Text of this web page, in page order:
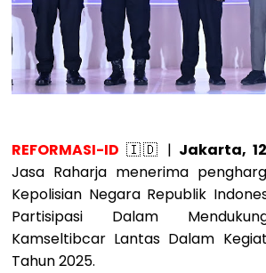
REFORMASI-ID 🇮🇩 | Jakarta,
Jasa Raharja menerima
Kepolisian Negara Republik
Partisipasi Dalam
Kamseltibcar Lantas Dalam
Tahun 2025.